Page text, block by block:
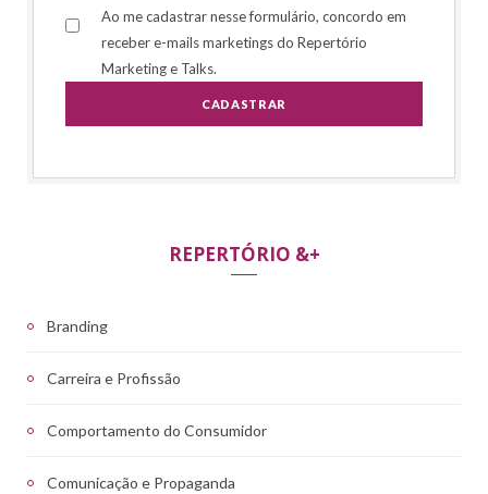
Ao me cadastrar nesse formulário, concordo em
receber e-mails marketings do Repertório
Marketing e Talks.
REPERTÓRIO &+
Branding
Carreira e Profissão
Comportamento do Consumidor
Comunicação e Propaganda